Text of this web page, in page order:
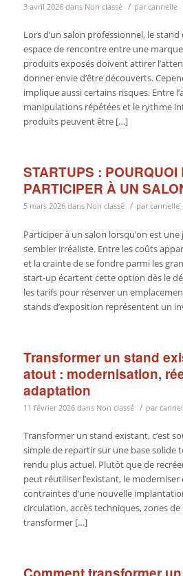
3 avril 2026 dans Non classé / parcannelle
Lors d’un salon professionnel, le
espace de rencontre entre une
produits exposés doivent attirer
donner envie d’être découverts.
implique aussi certains risques. Entre
manipulations répétées et le rythme
produits peuvent être […]
STARTUPS : POURQUOI
PARTICIPER À UN
5 mars 2026 dans Non classé / parcannelle
Participer à un salon lorsqu’on est
sembler irréaliste. Entre les coûts
et la crainte de se fondre parmi les
start-up écartent cette option dès le
les tarifs pour réserver un
stands d’exposition représentent un
Transformer un stand
atout : modernisation,
adaptation
11 février 2026 dans Non classé / par
Transformer un stand existant, c’est
simple de repartir sur une base solide
rendu plus actuel. Plutôt que de
peut réutiliser l’existant, le moderniser
contraintes d’une nouvelle
circulation, accès techniques, zones
transformer […]